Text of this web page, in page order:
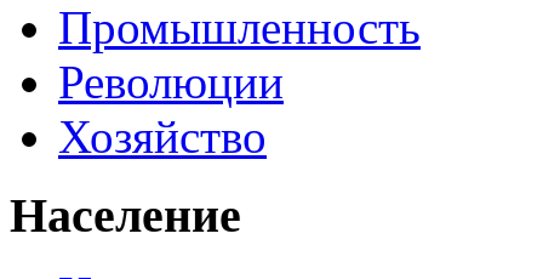
Промышленность
Революции
Хозяйство
Население